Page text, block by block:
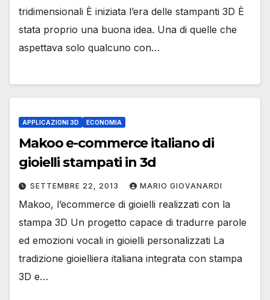
tridimensionali È iniziata l’era delle stampanti 3D È
stata proprio una buona idea. Una di quelle che
aspettava solo qualcuno con…
APPLICAZIONI 3D ECONOMIA
Makoo e-commerce italiano di
gioielli stampati in 3d
SETTEMBRE 22, 2013 MARIO GIOVANARDI
Makoo, l’ecommerce di gioielli realizzati con la
stampa 3D Un progetto capace di tradurre parole
ed emozioni vocali in gioielli personalizzati La
tradizione gioielliera italiana integrata con stampa
3D e…